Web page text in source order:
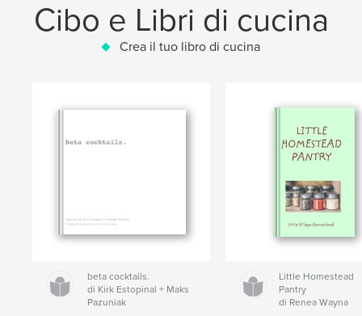
Cibo e Libri di cucina
Crea il tuo libro di cucina
beta cocktails.
di Kirk Estopinal + Maks
Pazuniak
Little Homestead
Pantry
di Renea Wayna